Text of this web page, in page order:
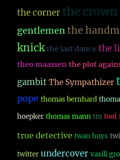
the corner the crown
gentlemen the
knick the last dance the
theo maassen the plot
gambit The Sympathizer
pope thomas bernhard
hoepker thomas mann tm tool
true detective twan huys
twitter undercover vasili